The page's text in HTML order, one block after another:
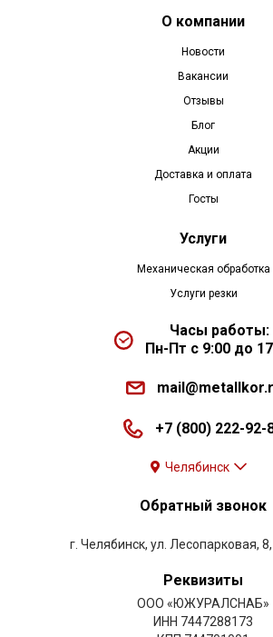
О компании
Новости
Вакансии
Отзывы
Блог
Акции
Доставка и оплата
Госты
Услуги
Механическая обработка
Услуги резки
Часы работы:
Пн-Пт с 9:00 до
+7 (800) 222-92-
Челябинск
Обратный звонок
г. Челябинск, ул. Лесопарковая,
Реквизиты
ООО «ЮЖУРАЛСНАБ»
ИНН 7447288173